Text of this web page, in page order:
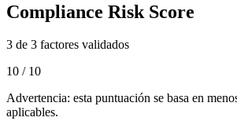
Compliance Risk Score
3 de 3 factores validados
10 / 10
Advertencia: esta puntuación se basa en
aplicables.